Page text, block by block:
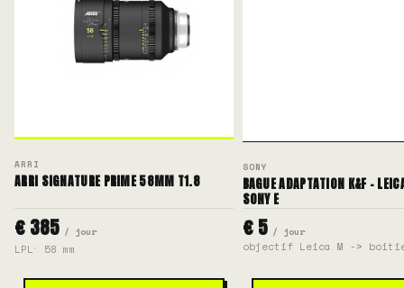
ARRI
ARRI SIGNATURE PRIME 58MM T1.8
€ 385 / jour
LPL 58 mm
SONY
BAGUE ADAPTATION K&F -
SONY E
€ 5 / jour
objectif Leica M ->